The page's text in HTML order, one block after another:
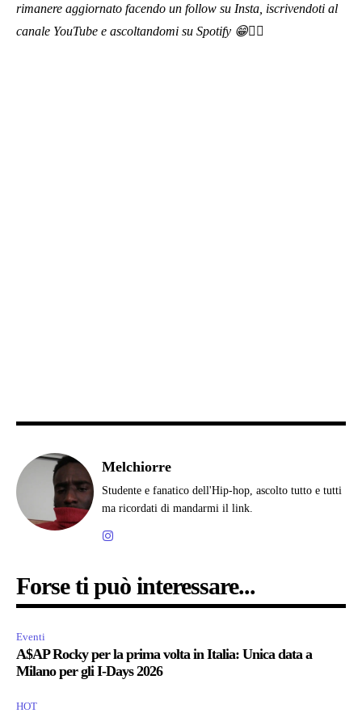
rimanere aggiornato facendo un follow su Insta, iscrivendoti al
canale YouTube e ascoltandomi su Spotify 😁👍🏽
Melchiorre
Studente e fanatico dell'Hip-hop, ascolto tutto e tutti
ma ricordati di mandarmi il link.
Forse ti può interessare...
Eventi
A$AP Rocky per la prima volta in Italia: Unica data a
Milano per gli I-Days 2026
HOT